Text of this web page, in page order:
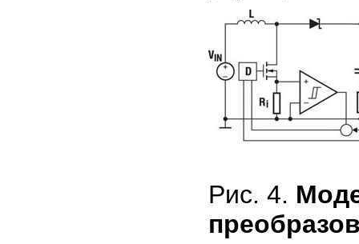
Рис. 4.